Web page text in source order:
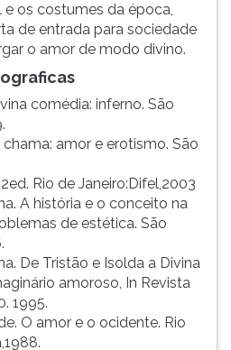
os costumes da época,
de entrada para sociedade
o amor de modo divino.
comédia: inferno. São
amor e erotismo. São
Rio de Janeiro:Difel,2003
A história e o conceito na
de estética. São
De Tristão e Isolda a Divina
amoroso, In Revista
1995.
O amor e o ocidente. Rio